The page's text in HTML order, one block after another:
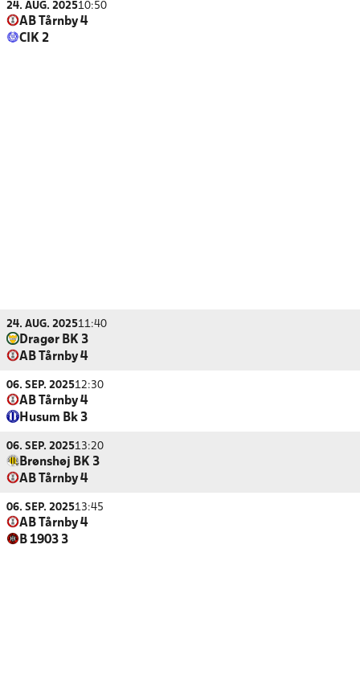
24. AUG. 202510:50
AB Tårnby 4
CIK 2
24. AUG. 202511:40
Dragør BK 3
AB Tårnby 4
06. SEP. 202512:30
AB Tårnby 4
Husum Bk 3
06. SEP. 202513:20
Brønshøj BK 3
AB Tårnby 4
06. SEP. 202513:45
AB Tårnby 4
B 1903 3